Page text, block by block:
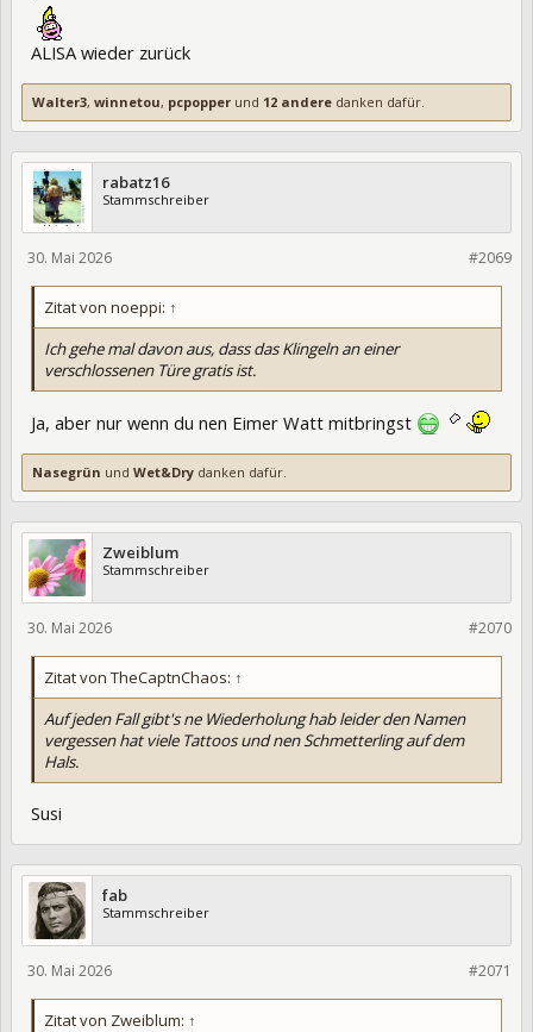
ALISA wieder zurück
Walter3, winnetou, pcpopper und 12 andere danken dafür.
rabatz16
Stammschreiber
#2069
30. Mai 2026
Zitat von noeppi: ↑
Ich gehe mal davon aus, dass das Klingeln an einer
verschlossenen Türe gratis ist.
Ja, aber nur wenn du nen Eimer Watt mitbringst
Nasegrün und Wet&Dry danken dafür.
Zweiblum
Stammschreiber
#2070
30. Mai 2026
Zitat von TheCaptnChaos: ↑
Auf jeden Fall gibt's ne Wiederholung hab leider den Namen
vergessen hat viele Tattoos und nen Schmetterling auf dem
Hals.
Susi
fab
Stammschreiber
#2071
30. Mai 2026
Zitat von Zweiblum: ↑